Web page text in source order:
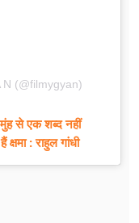
N (@filmygyan)
से एक शब्द नहीं
: राहुल गांधी